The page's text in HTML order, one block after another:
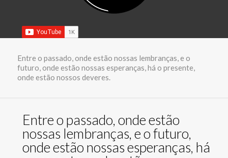
Entre o passado, onde estão nossas lembranças, e o
futuro, onde estão nossas esperanças, há o presente,
onde estão nossos deveres.
Entre o passado, onde estão
nossas lembranças, e o futuro,
onde estão nossas esperanças, há